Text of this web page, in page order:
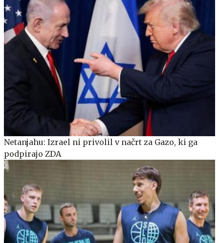
Netanjahu: Izrael ni privolil v načrt za Gazo, ki ga
podpirajo ZDA